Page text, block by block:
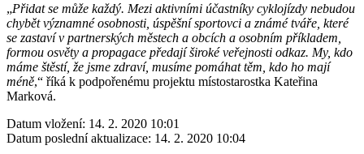
„Přidat se může každý. Mezi aktivními účastníky cyklojízdy nebudou
chybět významné osobnosti, úspěšní sportovci a známé tváře, které
se zastaví v partnerských městech a obcích a osobním příkladem,
formou osvěty a propagace předají široké veřejnosti odkaz. My, kdo
máme štěstí, že jsme zdraví, musíme pomáhat těm, kdo ho mají
méně,“ říká k podpořenému projektu místostarostka Kateřina
Marková.
Datum vložení: 14. 2. 2020 10:01
Datum poslední aktualizace: 14. 2. 2020 10:04